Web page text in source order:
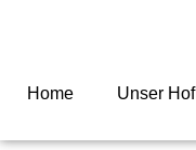
Home Unser Hof